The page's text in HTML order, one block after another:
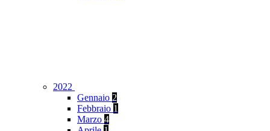
2022
Gennaio 2
Febbraio 1
Marzo 4